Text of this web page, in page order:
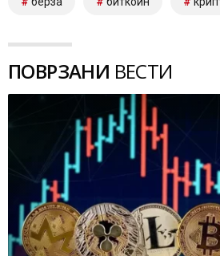
ПОВРЗАНИ ВЕСТИ